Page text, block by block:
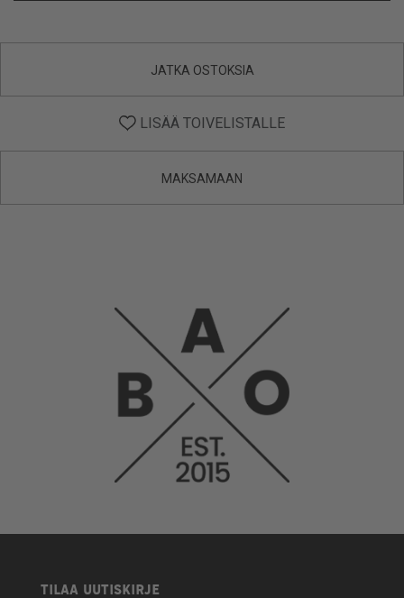
JATKA OSTOKSIA
LISÄÄ TOIVELISTALLE
MAKSAMAAN
TILAA UUTISKIRJE